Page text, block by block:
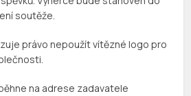
soutěže.
právo nepoužít vítězné logo pro
na adrese zadavatele